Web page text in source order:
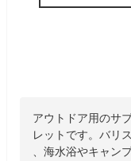
アウトドア用のサ
レットです。バリ
、海水浴やキャン